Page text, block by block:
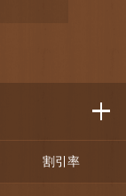
割引率